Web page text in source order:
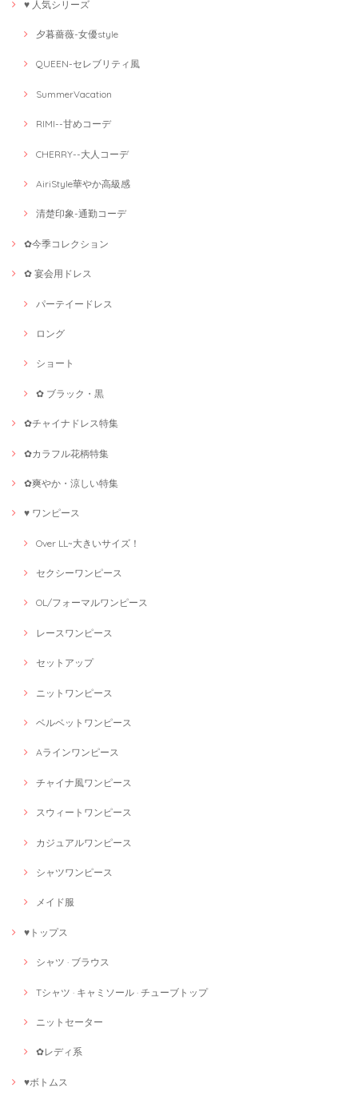
♥ 人気シリーズ
夕暮薔薇-女優style
QUEEN-セレブリティ風
SummerVacation
RIMI--甘めコーデ
CHERRY--大人コーデ
AiriStyle華やか高級感
清楚印象-通勤コーデ
✿今季コレクション
✿ 宴会用ドレス
パーテイードレス
ロング
ショート
✿ ブラック・黒
✿チャイナドレス特集
✿カラフル花柄特集
✿爽やか・涼しい特集
♥ ワンピース
Over LL~大きいサイズ！
セクシーワンピース
OL/フォーマルワンピース
レースワンピース
セットアップ
ニットワンピース
ベルベットワンピース
Aラインワンピース
チャイナ風ワンピース
スウィートワンピース
カジュアルワンピース
シャツワンピース
メイド服
♥トップス
シャツ · ブラウス
Tシャツ · キャミソール · チューブトップ
ニットセーター
✿レディ系
♥ボトムス